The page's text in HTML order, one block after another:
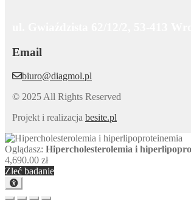
Email
biuro@diagmol.pl
© 2025 All Rights Reserved
Projekt i realizacja besite.pl
Oglądasz: Hipercholesterolemia i
4,690.00 zł
Zleć badanie